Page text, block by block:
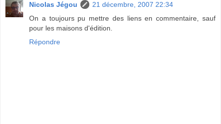
Nicolas Jégou
21 décembre, 2007 22:34
On a toujours pu mettre des liens en commentaire, sauf
pour les maisons d'édition.
Répondre